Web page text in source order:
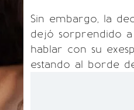
Sin embargo, la
dejó sorprendido
hablar con su
estando al borde